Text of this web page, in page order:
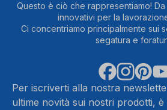
Questo è ciò che rappresentiamo!
innovativi per la
Ci concentriamo principalmente sui
segatura e
Per iscriverti alla nostra
ultime novità sui nostri prodotti, è